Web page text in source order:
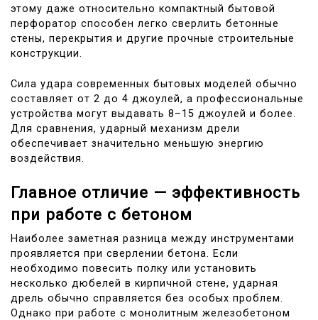
этому даже относительно компактный бытовой
перфоратор способен легко сверлить бетонные
стены, перекрытия и другие прочные строительные
конструкции.
Сила удара современных бытовых моделей обычно
составляет от 2 до 4 джоулей, а профессиональные
устройства могут выдавать 8–15 джоулей и более.
Для сравнения, ударный механизм дрели
обеспечивает значительно меньшую энергию
воздействия.
Главное отличие — эффективность
при работе с бетоном
Наиболее заметная разница между инструментами
проявляется при сверлении бетона. Если
необходимо повесить полку или установить
несколько дюбелей в кирпичной стене, ударная
дрель обычно справляется без особых проблем.
Однако при работе с монолитным железобетоном